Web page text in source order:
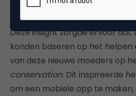
Deze insight zorgde ervoor dat
konden baseren op het helpen
van deze nieuwe moeders op
conservation. Dit inspireerde
om een mobiele app te